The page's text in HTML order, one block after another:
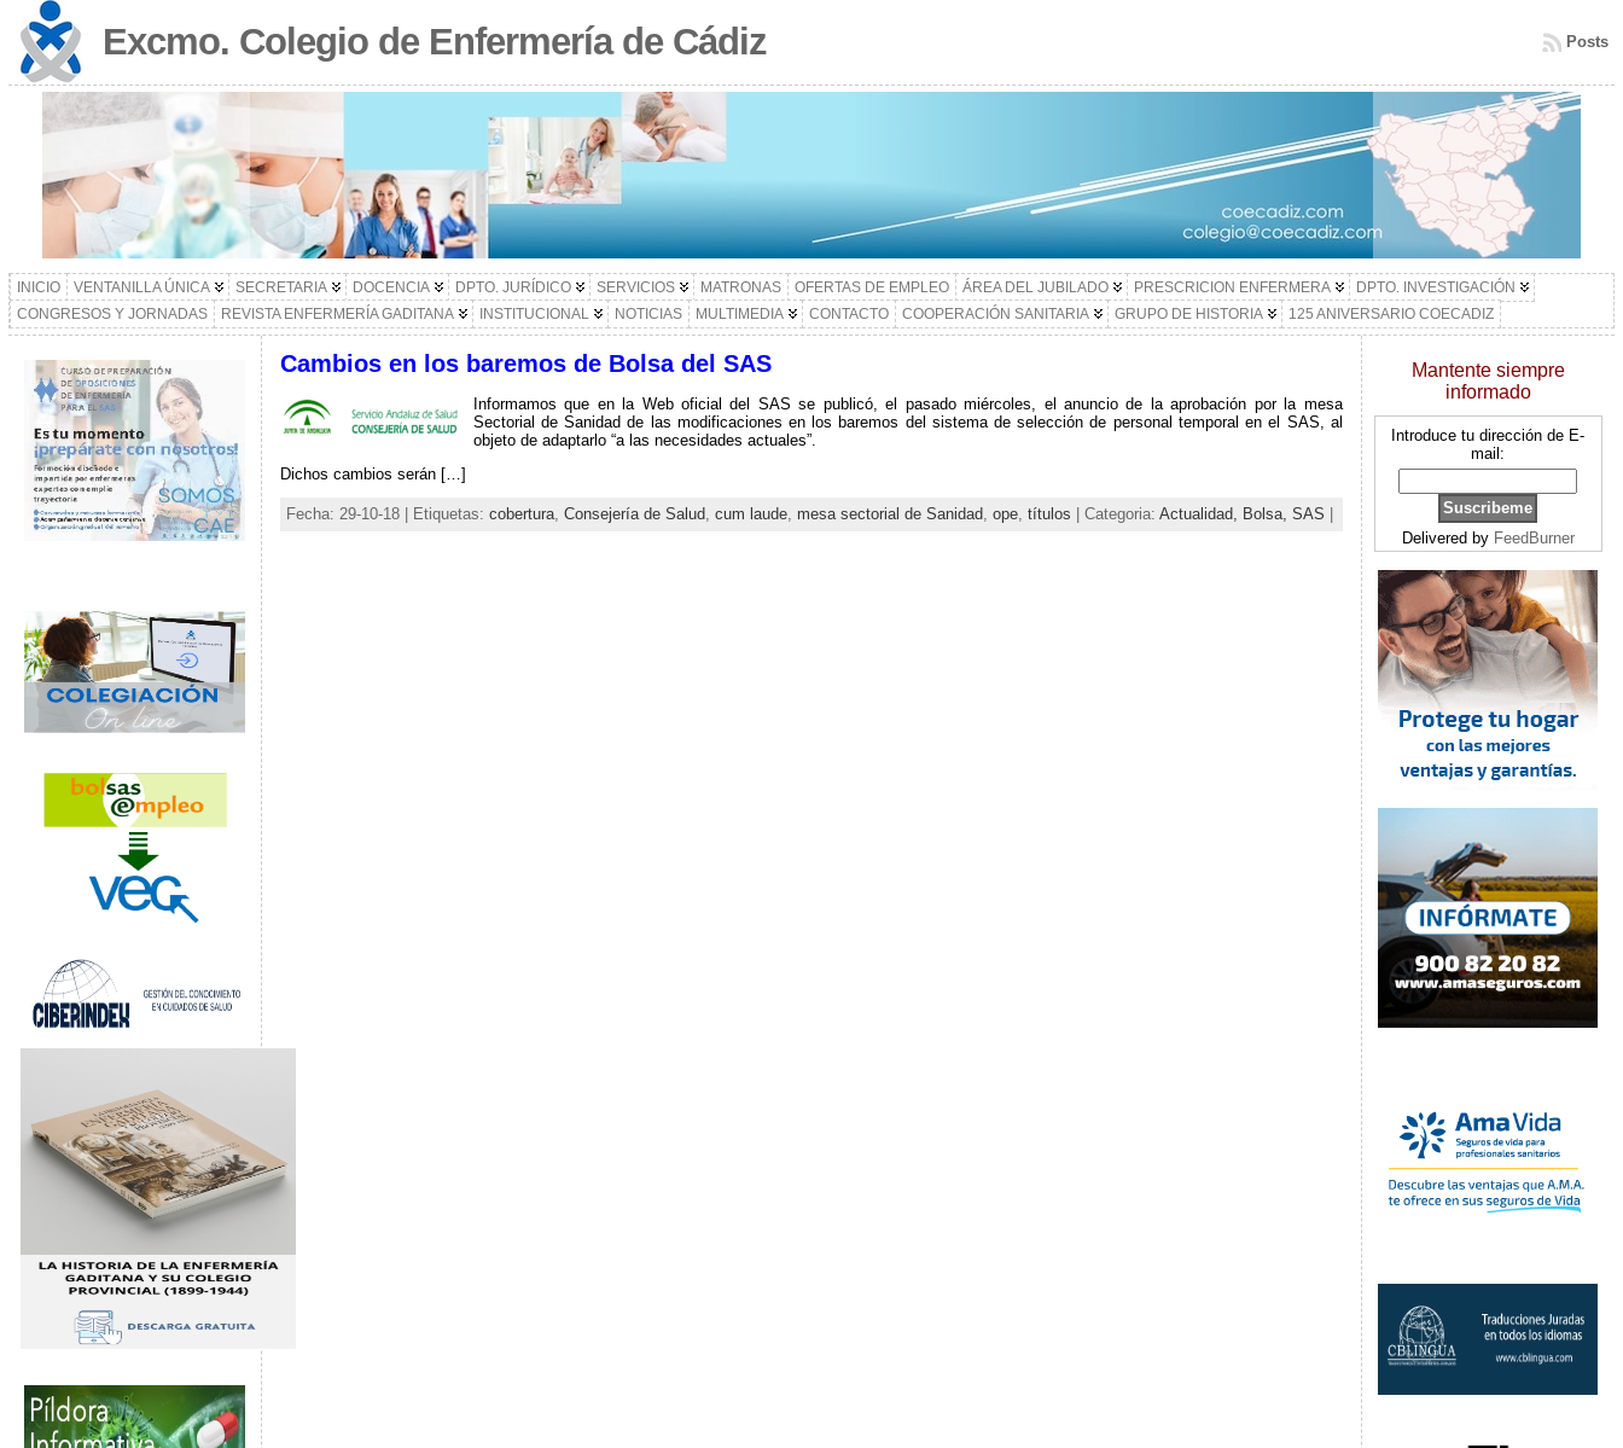
Excmo. Colegio de Enfermería de Cádiz Posts
INICIO VENTANILLA ÚNICA SECRETARIA DOCENCIA DPTO. JURÍDICO SERVICIOS MATRONAS OFERTAS DE EMPLEO ÁREA DEL JUBILADO PRESCRICION ENFERMERA
DPTO. INVESTIGACIÓN
CONGRESOS Y JORNADAS
REVISTA ENFERMERÍA GADITANA INSTITUCIONAL NOTICIAS MULTIMEDIA CONTACTO COOPERACIÓN SANITARIA GRUPO DE HISTORIA 125 ANIVERSARIO COECADIZ
Cambios en los baremos de Bolsa del SAS
Informamos que en la Web oficial del SAS se publicó, el pasado miércoles, el anuncio de la aprobación por la mesa
Sectorial de Sanidad de las modificaciones en los baremos del sistema de selección de personal temporal en el SAS, al
objeto de adaptarlo “a las necesidades actuales”.
Dichos cambios serán […]
Fecha: 29-10-18 | Etiquetas: cobertura, Consejería de Salud, cum laude, mesa sectorial de Sanidad, ope, títulos | Categoria: Actualidad, Bolsa, SAS
Mantente siempre
informado
Introduce tu dirección de E-
mail:
Delivered by FeedBurner